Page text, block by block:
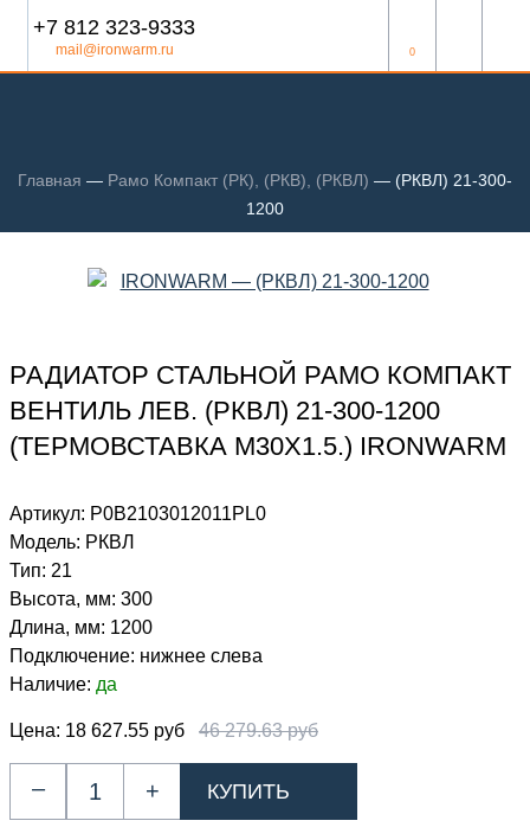
+7 812 323-9333
mail@ironwarm.ru 0
Главная — Рамо Компакт (РК), (РКВ), (РКВЛ) — (РКВЛ) 21-300-
1200
РАДИАТОР СТАЛЬНОЙ РАМО КОМПАКТ
ВЕНТИЛЬ ЛЕВ. (РКВЛ) 21-300-1200
(ТЕРМОВСТАВКА М30Х1.5.) IRONWARM
Артикул: Р0В2103012011PL0
Модель: РКВЛ
Тип: 21
Высота, мм: 300
Длина, мм: 1200
Подключение: нижнее слева
Наличие: да
Цена: 18 627.55 руб 46 279.63 руб
– +